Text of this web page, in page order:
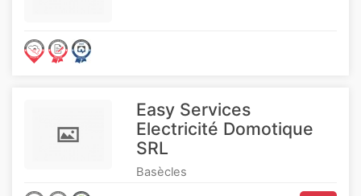
Easy Services
Electricité Domotique
SRL
Basècles